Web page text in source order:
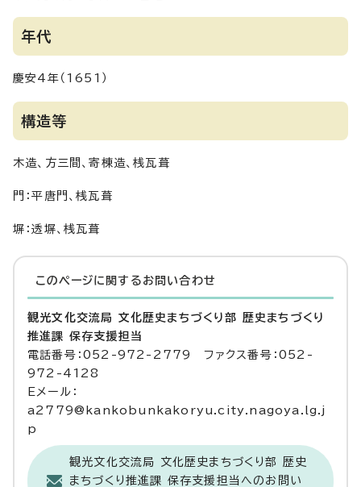
年代
慶安4年（1651）
構造等
木造、方三間、寄棟造、桟瓦葺
門：平唐門、桟瓦葺
塀：透塀、桟瓦葺
このページに関する お問い合わせ
観光文化交流局 文化歴史まちづくり部 歴史まちづくり
推進課 保存支援担当
電話番号：052-972-2779 ファクス番号：052-
972-4128
Eメール：
a2779@kankobunkakoryu.city.nagoya.lg.j
p
観光文化交流局 文化歴史まちづくり部 歴史
まちづくり推進課 保存支援担当へのお問い